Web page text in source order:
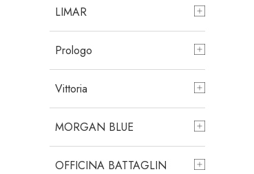
LIMAR
Prologo
Vittoria
MORGAN BLUE
OFFICINA BATTAGLIN